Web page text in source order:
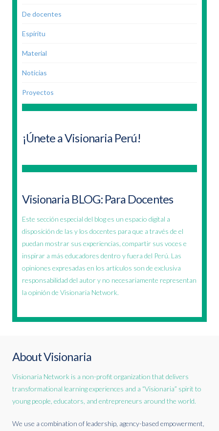
De docentes
Espíritu
Material
Noticias
Proyectos
¡Únete a Visionaria Perú!
Visionaria BLOG: Para Docentes
Este sección especial del blog es un espacio digital a
disposición de las y los docentes para que a través de el
puedan mostrar sus experiencias, compartir sus voces e
inspirar a más educadores dentro y fuera del Perú. Las
opiniones expresadas en los artículos son de exclusiva
responsabilidad del autor y no necesariamente representan
la opinión de Visionaria Network.
About Visionaria
Visionaria Network is a non-profit organization that delivers
transformational learning experiences and a “Visionaria” spirit to
young people, educators, and entrepreneurs around the world.
We use a combination of leadership, agency-based empowerment,